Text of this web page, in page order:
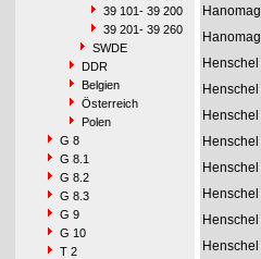
39 101- 39 200
39 201- 39 260
SWDE
DDR
Belgien
Österreich
Polen
G 8
G 8.1
G 8.2
G 8.3
G 9
G 10
T 2
Hanomag
Hanomag
Henschel
Henschel
Henschel
Henschel
Henschel
Henschel
Henschel
Henschel